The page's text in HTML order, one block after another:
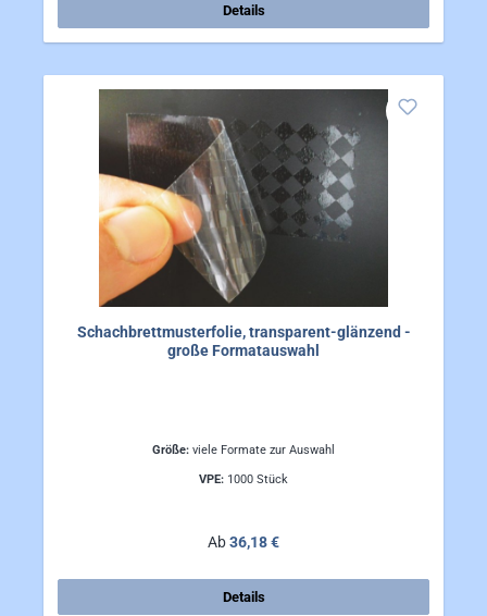
Details
Schachbrettmusterfolie, transparent-glänzend -
große Formatauswahl
Größe: viele Formate zur Auswahl
VPE: 1000 Stück
Regulärer Preis:
Ab36,18 €
Details